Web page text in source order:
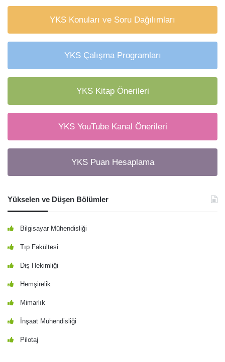
YKS Konuları ve Soru Dağılımları
YKS Çalışma Programları
YKS Kitap Önerileri
YKS YouTube Kanal Önerileri
YKS Puan Hesaplama
Yükselen ve Düşen Bölümler
Bilgisayar Mühendisliği
Tıp Fakültesi
Diş Hekimliği
Hemşirelik
Mimarlık
İnşaat Mühendisliği
Pilotaj